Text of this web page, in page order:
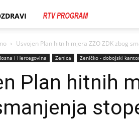
Usvojen Plan hitnih mjera ZZO ZDK zbog
i Hercegovina Zenica Zeničko - dobojski
Plan hitnih